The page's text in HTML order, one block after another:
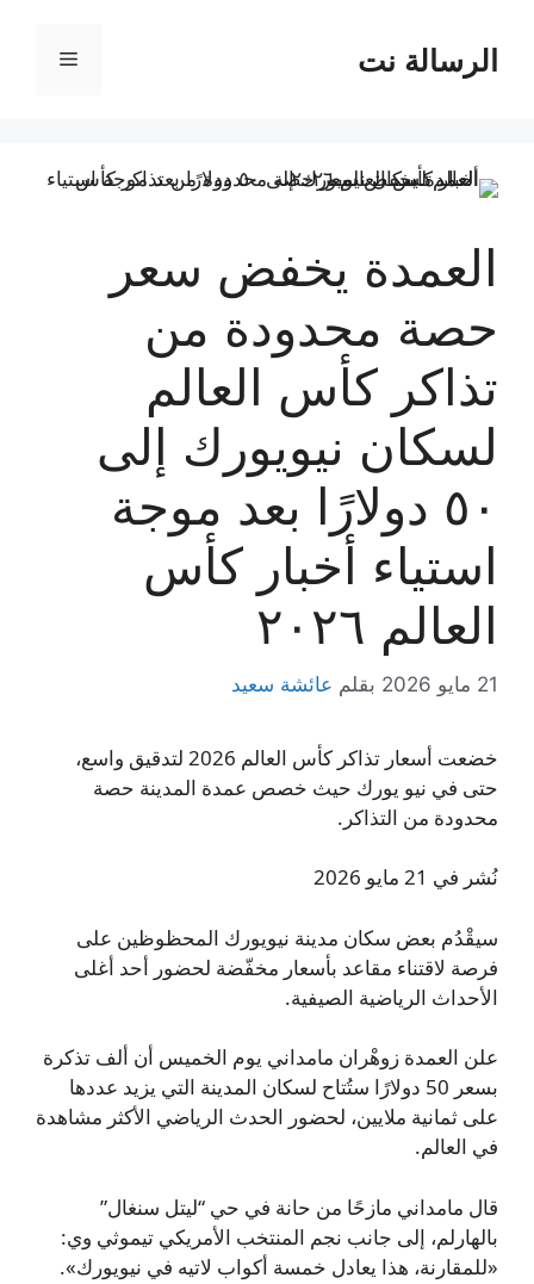
المحتوىالرسالة نت القائمة
العمدة يخفض سعر
حصة محدودة من
تذاكر كأس العالم
لسكان نيويورك إلى
٥٠ دولارًا بعد موجة
استياء أخبار كأس
العالم ٢٠٢٦
21 مايو 2026 بقلم عائشة سعيد
خضعت أسعار تذاكر كأس العالم 2026 لتدقيق واسع،
حتى في نيو يورك حيث خصص عمدة المدينة حصة
محدودة من التذاكر.
نُشر في 21 مايو 2026
سيقْدُم بعض سكان مدينة نيويورك المحظوظين على
فرصة لاقتناء مقاعد بأسعار مخفّضة لحضور أحد أغلى
الأحداث الرياضية الصيفية.
علن العمدة زوهْران مامداني يوم الخميس أن ألف تذكرة
بسعر 50 دولارًا ستُتاح لسكان المدينة التي يزيد عددها
على ثمانية ملايين، لحضور الحدث الرياضي الأكثر مشاهدة
في العالم.
قال مامداني مازحًا من حانة في حي “ليتل سنغال”
بالهارلم، إلى جانب نجم المنتخب الأمريكي تيموثي وي:
«للمقارنة، هذا يعادل خمسة أكواب لاتيه في نيويورك».